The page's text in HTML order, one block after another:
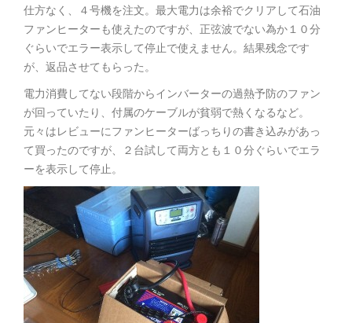
仕方なく、４号機を注文。最大電力は余裕でクリアして石油
ファンヒーターも使えたのですが、正弦波でない為か１０分
ぐらいでエラー表示して停止で使えません。結果残念です
が、返品させてもらった。
電力消費してない段階からインバーターの過熱予防のファン
が回っていたり、付属のケーブルが貧弱で熱くなるなど。
元々はレビューにファンヒーターばっちりの書き込みがあっ
て買ったのですが、２台試して両方とも１０分ぐらいでエラ
ーを表示して停止。